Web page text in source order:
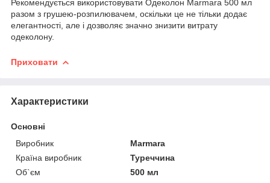
Рекомендується використовувати Одеколон Marmara 500 мл
разом з грушею-розпилювачем, оскільки це не тільки додає
елегантності, але і дозволяє значно знизити витрату
одеколону.
Приховати
Характеристики
Основні
Виробник
Marmara
Країна виробник
Туреччина
Об`єм
500 мл